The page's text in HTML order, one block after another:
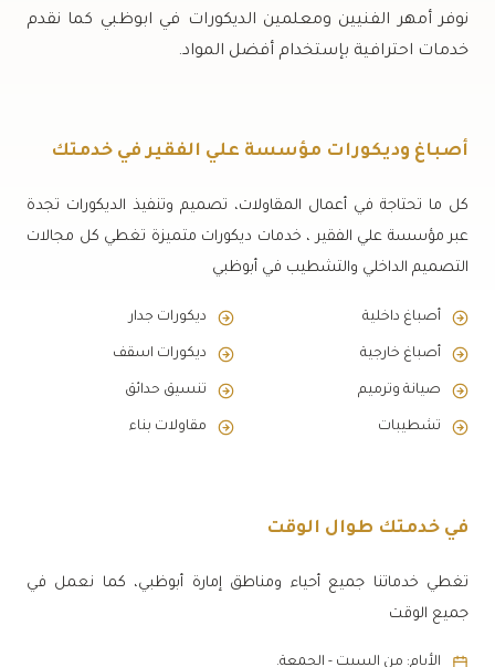
نوفر أمهر الفنيين ومعلمين الديكورات في ابوظبي كما نقدم
خدمات احترافية بإستخدام أفضل المواد.
أصباغ وديكورات مؤسسة علي الفقير في خدمتك
كل ما تحتاجة في أعمال المقاولات، تصميم وتنفيذ الديكورات تجدة
عبر مؤسسة علي الفقير ، خدمات ديكورات متميزة تغطي كل مجالات
التصميم الداخلي والتشطيب في أبوظبي
أصباغ داخلية ديكورات جدار
أصباغ خارجية ديكورات اسقف
صيانة وترميم تنسيق حدائق
تشطيبات مقاولات بناء
في خدمتك طوال الوقت
تغطي خدماتنا جميع أحياء ومناطق إمارة أبوظبي، كما نعمل في
جميع الوقت
الأيام: من السبت - الجمعة.